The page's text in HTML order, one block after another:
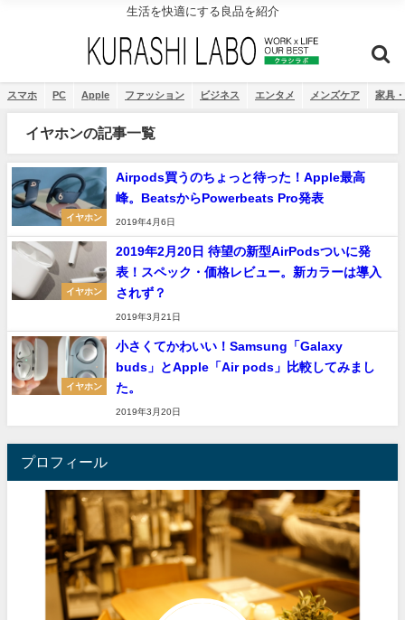
生活を快適にする良品を紹介
スマホ PC Apple ファッション ビジネス エンタメ メンズケア 家具
イヤホンの記事一覧
イヤホン
Airpods買うのちょっと待った！Apple最高
峰。BeatsからPowerbeats Pro発表
2019年4月6日
イヤホン
2019年2月20日 待望の新型AirPodsついに発
表！スペック・価格レビュー。新カラーは導入
されず？
2019年3月21日
イヤホン
小さくてかわいい！Samsung「Galaxy
buds」とApple「Air pods」比較してみまし
た。
2019年3月20日
プロフィール